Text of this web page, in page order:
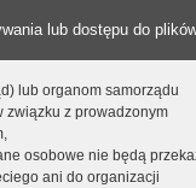
lub dostępu do
lub organom samorządu
związku z prowadzonym
osobowe nie będą
ani do organizacji